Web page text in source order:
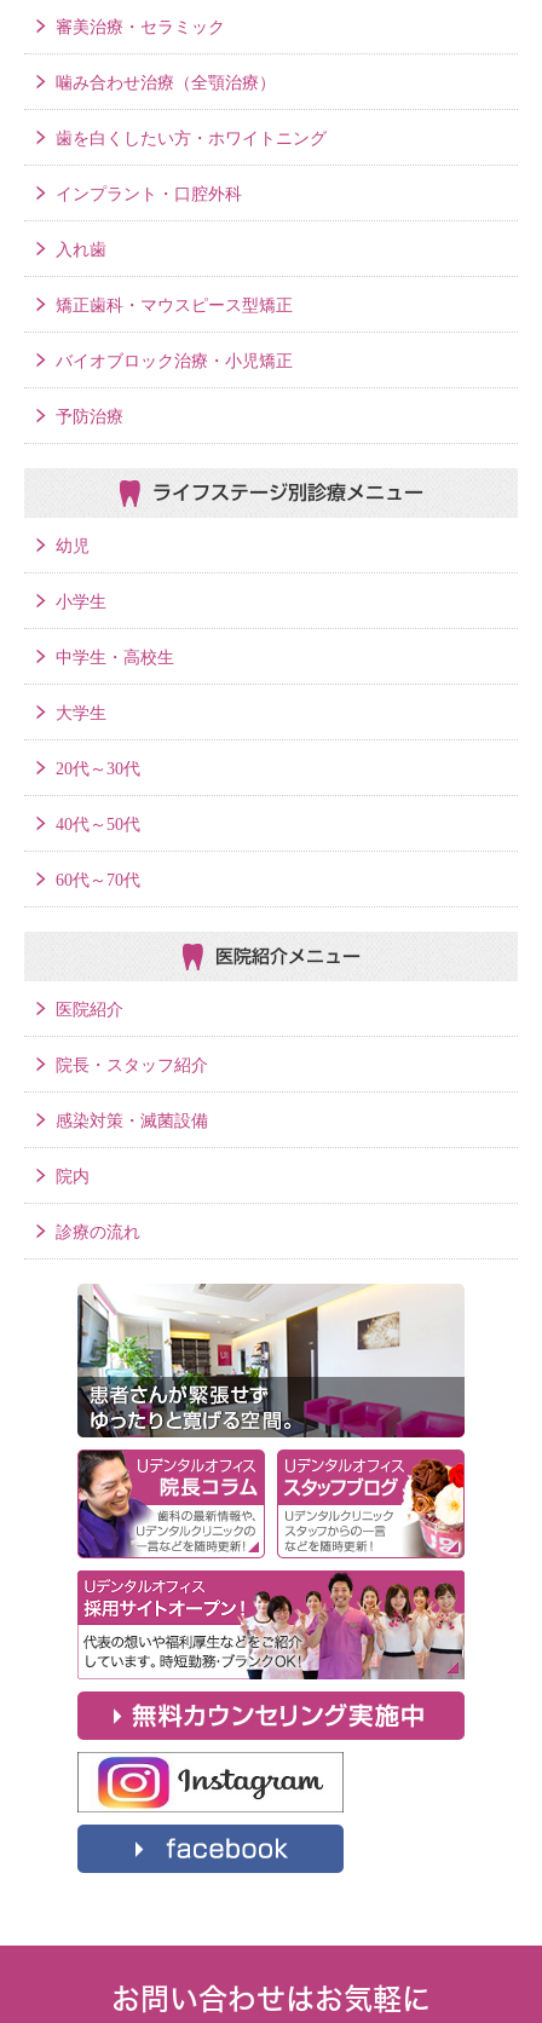
審美治療・セラミック
噛み合わせ治療（全顎治療）
歯を白くしたい方・ホワイトニング
インプラント・口腔外科
入れ歯
矯正歯科・マウスピース型矯正
バイオブロック治療・小児矯正
予防治療
ライフステージ別 診療メニュー
幼児
小学生
中学生・高校生
大学生
20代～30代
40代～50代
60代～70代
医院紹介メニュー
医院紹介
院長・スタッフ紹介
感染対策・滅菌設備
院内
診療の流れ
お問い合わせはお気軽に